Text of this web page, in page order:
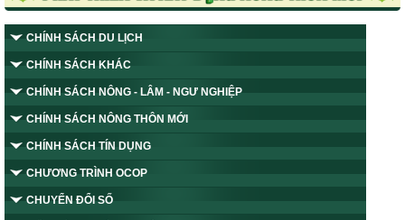
CHÍNH SÁCH DU LỊCH
CHÍNH SÁCH KHÁC
CHÍNH SÁCH NÔNG - LÂM - NGƯ NGHIỆP
CHÍNH SÁCH NÔNG THÔN MỚI
CHÍNH SÁCH TÍN DỤNG
CHƯƠNG TRÌNH OCOP
CHUYỂN ĐỔI SỐ